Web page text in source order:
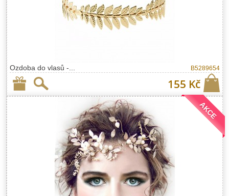
Ozdoba do vlasů -... B5289654
155 Kč
AKCE